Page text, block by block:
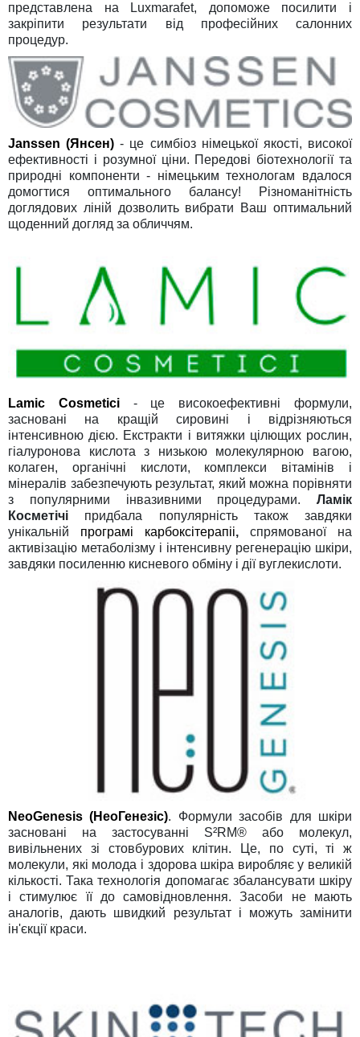
представлена на Luxmarafet, допоможе посилити і
закріпити результати від професійних салонних
процедур.
Janssen (Янсен) - це симбіоз німецької якості, високої
ефективності і розумної ціни. Передові біотехнології та
природні компоненти - німецьким технологам вдалося
домогтися оптимального балансу! Різноманітність
доглядових ліній дозволить вибрати Ваш оптимальний
щоденний догляд за обличчям.
Lamic Cosmetici- це високоефективні формули,
засновані на кращій сировині і відрізняються
інтенсивною дією. Екстракти і витяжки цілющих рослин,
гіалуронова кислота з низькою молекулярною вагою,
колаген, органічні кислоти, комплекси вітамінів і
мінералів забезпечують результат, який можна порівняти
з популярними інвазивними процедурами. Ламік
Косметічі придбала популярність також завдяки
унікальній програмі карбоксітерапіі, спрямованої на
активізацію метаболізму і інтенсивну регенерацію шкіри,
завдяки посиленню кисневого обміну і дії вуглекислоти.
NeoGenesis (НеоГенезіс). Формули засобів для шкіри
засновані на застосуванні S²RM® або молекул,
вивільнених зі стовбурових клітин. Це, по суті, ті ж
молекули, які молода і здорова шкіра виробляє у великій
кількості. Така технологія допомагає збалансувати шкіру
і стимулює її до самовідновлення. Засоби не мають
аналогів, дають швидкий результат і можуть замінити
ін'єкції краси.